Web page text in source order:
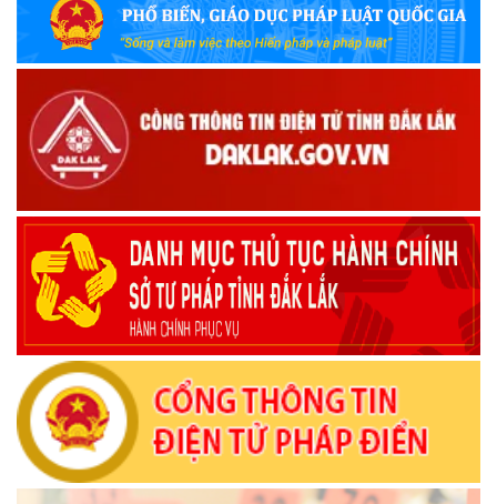
tái cấu trúc thực hiện toàn trình, một phần trên môi trường
điện tử
(09/10/2025)
Bộ Chính trị, Ban Bí thư kết luận về phân cấp, phân quyền
trong vận hành chính quyền địa phương 2 cấp
(08/10/2025)